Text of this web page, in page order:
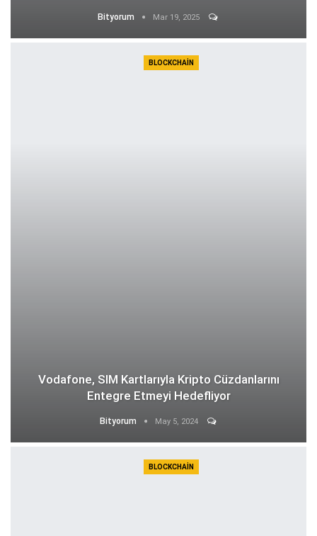
Bityorum Mar 19, 2025
BLOCKCHAIN
Vodafone, SIM Kartlarıyla Kripto Cüzdanlarını
Entegre Etmeyi Hedefliyor
Bityorum May 5, 2024
BLOCKCHAIN